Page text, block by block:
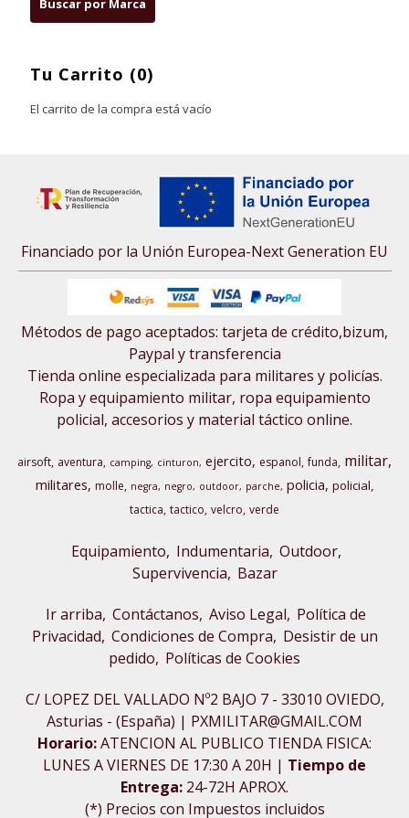
Tu Carrito (0)
El carrito de la compra está vacío
Financiado por la Unión Europea-Next Generation EU
Métodos de pago aceptados: tarjeta de crédito,bizum,
Paypal y transferencia
Tienda online especializada para militares y policías.
Ropa y equipamiento militar, ropa equipamiento
policial, accesorios y material táctico online.
airsoft aventura camping cinturon ejercito espanol funda militar
militares molle negra negro outdoor parche policia policial
tactica tactico velcro verde
Equipamiento Indumentaria Outdoor,
Supervivencia Bazar
Ir arriba Contáctanos Aviso Legal Política de
Privacidad Condiciones de Compra Desistir de un
pedido Políticas de Cookies
C/ LOPEZ DEL VALLADO Nº2 BAJO 7 - 33010 OVIEDO,
Asturias - (España) | PXMILITAR@GMAIL.COM
Horario:ATENCION AL PUBLICO TIENDA FISICA:
LUNES A VIERNES DE 17:30 A 20H | Tiempo de
Entrega: 24-72H APROX.
(*) Precios con Impuestos incluidos